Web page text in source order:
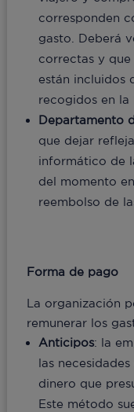
corresponden
gasto. Deberá
correctas y
están incluidos
recogidos en la
Departamento
que dejar
informático de
del momento
reembolso de
Forma de pago
La organización
remunerar los
Anticipos: la
las
dinero que
Este método